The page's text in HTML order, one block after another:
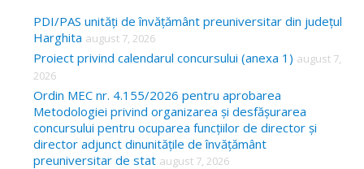
c
h
f
o
r
PDI/PAS unități de învățământ preuniversitar din județul
Harghita august 7, 2026
Proiect privind calendarul concursului (anexa 1) august 7,
2026
Ordin MEC nr. 4.155/2026 pentru aprobarea
Metodologiei privind organizarea și desfășurarea
concursului pentru ocuparea funcțiilor de director și
director adjunct dinunitățile de învățământ
preuniversitar de stat august 7, 2026